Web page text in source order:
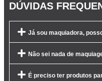
DÚVIDAS
Já sou maquiadora,
Não sei nada de
É preciso ter produtos